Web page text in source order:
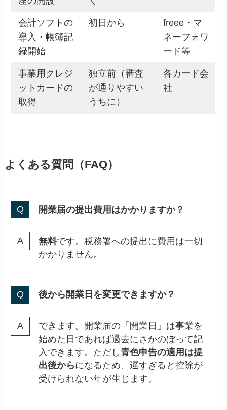
会計ソフトの
導入・帳簿記
録開始
初日から
freee・マ
ネーフォワ
ード等
事業用クレジ
ットカードの
取得
独立前（審査
が通りやすい
うちに）
各カード会
社
よくある質問（FAQ）
開業届の提出費用はかかりますか？
無料です。税務署への提出に費用は一切
かかりません。
後から開業日を変更できますか？
できます。開業届の「開業日」は事業を
始めた日であれば過去にさかのぼって記
入できます。ただし青色申告の適用は提
出後からになるため、遅すぎると控除が
受けられない年が生じます。